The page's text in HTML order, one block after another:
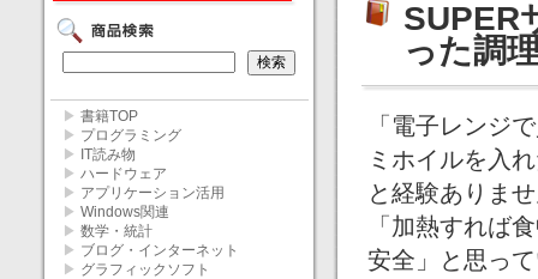
▶ 書籍TOP
▶ プログラミング
▶
IT読み物
▶ ハードウェア
▶ アプリケーション活用
▶ Windows関連
▶ 数学・統計
▶ ブログ・インターネット
▶ グラフィックソフト
SUPER
った調
「電子レンジ
ミホイルを入
と経験ありま
「加熱すれば
安全」と思っ